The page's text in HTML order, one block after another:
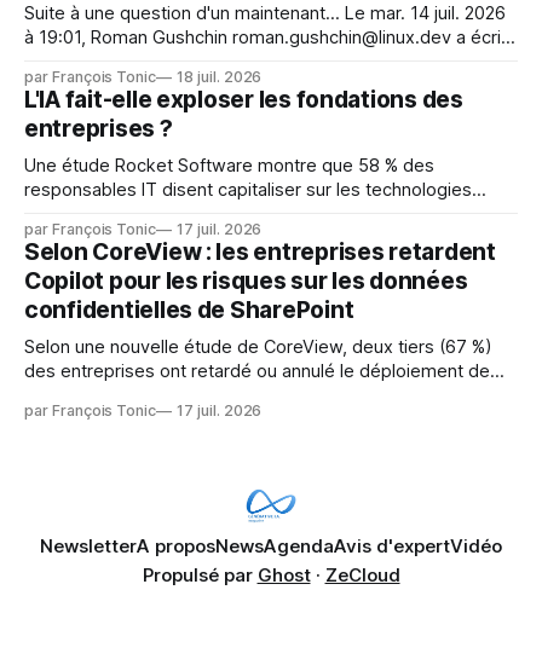
Suite à une question d'un maintenant... Le mar. 14 juil. 2026
à 19:01, Roman Gushchin roman.gushchin@linux.dev a écrit :
mainteneurs — irréalisable. Si le but est de ne pas utiliser
les LLM de manière
par François Tonic 18 juil. 2026
L'IA fait-elle exploser les fondations des
entreprises ?
Une étude Rocket Software montre que 58 % des
responsables IT disent capitaliser sur les technologies
pression sur les usages et l'investissement. Cette pression
révèle un écart entre l'ambition et la préparation.
par François Tonic 17 juil. 2026
Selon CoreView : les entreprises retardent
Copilot pour les risques sur les données
confidentielles de SharePoint
Selon une nouvelle étude de CoreView, deux tiers (67 %)
des entreprises ont retardé ou annulé le déploiement de
données confidentielles de SharePoint. Les trois quarts (75
par François Tonic 17 juil. 2026
NewsletterA proposNewsAgendaAvis d'expertVidéo
Propulsé par Ghost· ZeCloud